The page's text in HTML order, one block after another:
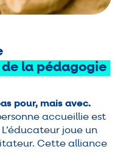
de la pédagogie
pour, mais avec.
accueillie est
joue un
Cette alliance